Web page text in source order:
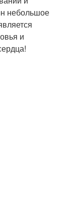
небольшое
и